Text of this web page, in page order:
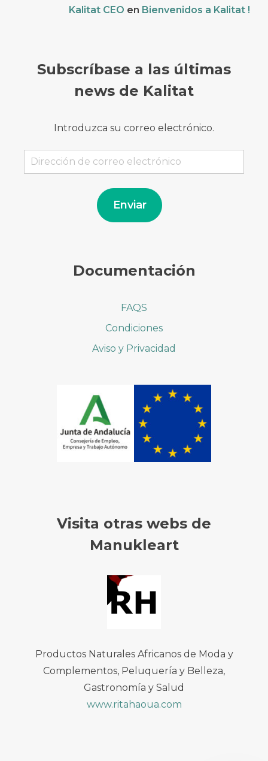
Kalitat CEO en Bienvenidos a Kalitat !
Subscríbase a las últimas
news de Kalitat
Introduzca su correo electrónico.
Dirección
de
Enviar
Documentación
FAQS
Condiciones
Aviso y Privacidad
Visita otras webs de
Manukleart
Productos Naturales Africanos de Moda y
Complementos, Peluquería y Belleza,
Gastronomía y Salud
www.ritahaoua.com